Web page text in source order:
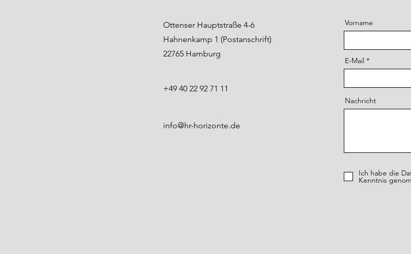
Ottenser Hauptstraße 4-6
Hahnenkamp 1 (Postanschrift)
22765 Hamburg
+49 40 22 92 71 11
info@hr-horizonte.de
Vorname
E-Mail
Nachricht
Ich habe die
Kenntnis